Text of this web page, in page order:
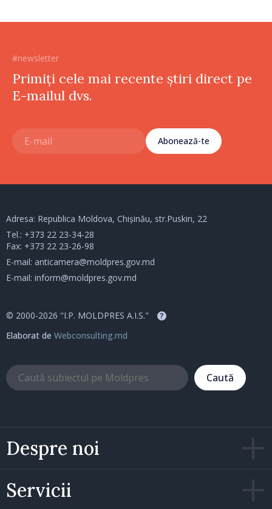
#newsletter
Primiți cele mai recente știri direct pe
E-mailul dvs.
Abonează-te
Despre noi
Servicii
Adresa: Republica Moldova, Chișinău, str.Puskin, 22
Tel.: +373 22 23-34-28
Fax: +373 22 23-26-98
E-mail: anticamera@moldpres.gov.md
E-mail: inform@moldpres.gov.md
© 2000-2026 "I.P. MOLDPRES A.I.S." ?
Elaborat de Webconsulting.md
Caută